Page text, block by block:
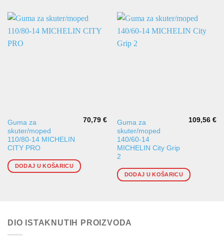
Guma za
skuter/moped
110/80-14 MICHELIN
CITY PRO
70,79€
DODAJ U KOŠARICU
Guma za
skuter/moped
140/60-14
MICHELIN City Grip
2
109,56€
DODAJ U KOŠARICU
DIO ISTAKNUTIH PROIZVODA